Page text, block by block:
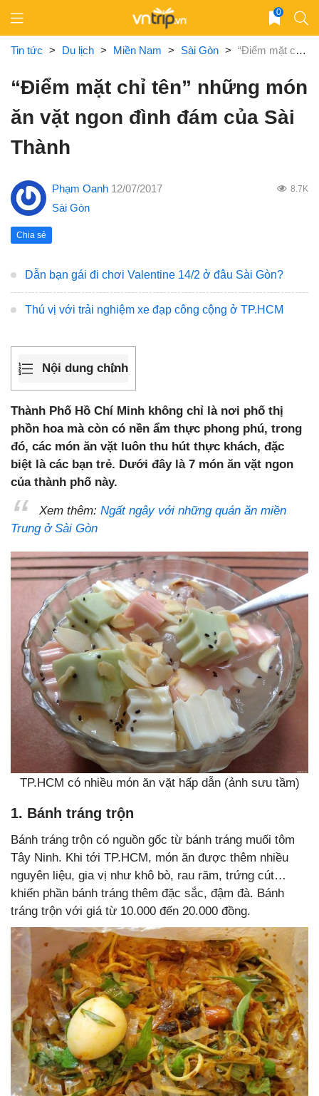
content
0
Tin tức > Du lịch > Miền Nam > Sài Gòn > “Điểm mặt chỉ tên” những món ăn vặt ngon đình đám của Sài Thành
“Điểm mặt chỉ tên” những món
ăn vặt ngon đình đám của Sài
Thành
Phạm Oanh 12/07/2017 8.7K
Sài Gòn
Chia sẻ
Dẫn bạn gái đi chơi Valentine 14/2 ở đâu Sài Gòn?
Thú vị với trải nghiệm xe đạp công cộng ở TP.HCM
Nội dung chính
Thành Phố Hồ Chí Minh không chỉ là nơi phố thị
phồn hoa mà còn có nền ẩm thực phong phú, trong
đó, các món ăn vặt luôn thu hút thực khách, đặc
biệt là các bạn trẻ. Dưới đây là 7 món ăn vặt ngon
của thành phố này.
Xem thêm: Ngất ngây với những quán ăn miền
Trung ở Sài Gòn
TP.HCM có nhiều món ăn vặt hấp dẫn (ảnh sưu tầm)
1. Bánh tráng trộn
Bánh tráng trộn có nguồn gốc từ bánh tráng muối tôm
Tây Ninh. Khi tới TP.HCM, món ăn được thêm nhiều
nguyên liệu, gia vị như khô bò, rau răm, trứng cút…
khiến phần bánh tráng thêm đặc sắc, đậm đà. Bánh
tráng trộn với giá từ 10.000 đến 20.000 đồng.